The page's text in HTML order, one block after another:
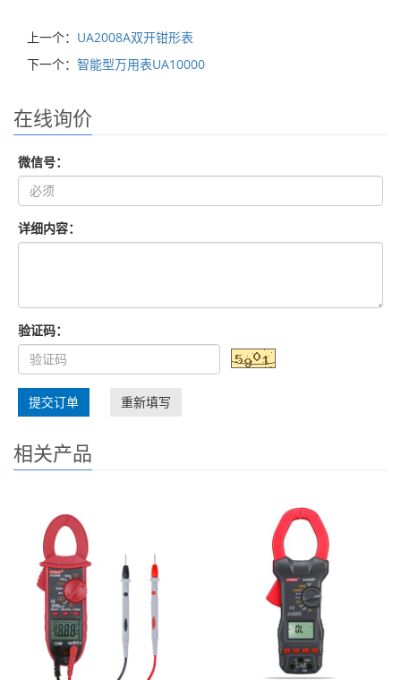
上一个： UA2008A双开钳形表
下一个： 智能型万用表UA10000
在线询价
微信号：
详细内容：
验证码：
提交订单 重新填写
相关产品